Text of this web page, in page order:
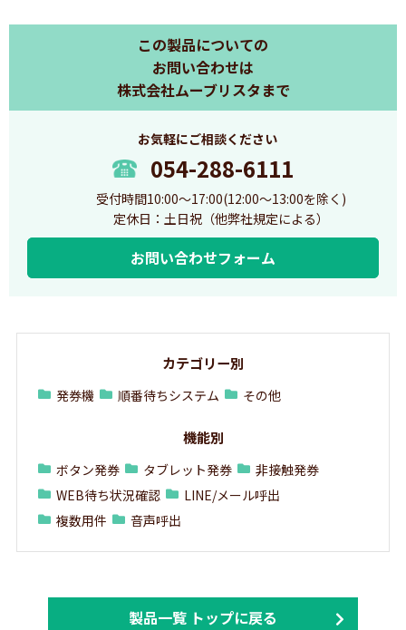
この製品についての
お問い合わせは
株式会社ムーブリスタまで
お気軽にご相談ください
054-288-6111
受付時間10:00～17:00(12:00～13:00を除く)
定休日：土日祝（他弊社規定による）
お問い合わせフォーム
カテゴリー別
発券機 順番待ちシステム その他
機能別
ボタン発券 タブレット発券
非接触発券
WEB待ち状況確認
LINE/メール呼出
複数用件
音声呼出
製品一覧 トップに戻る